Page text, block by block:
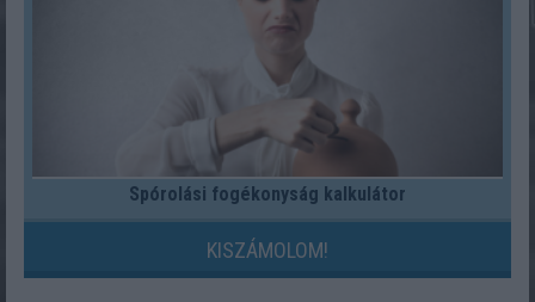
Spórolási fogékonyság kalkulátor
KISZÁMOLOM!